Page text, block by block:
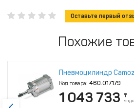
Оставьте первый
Похожие
Пневмоцилиндр
Код товара: 460.017179
1 043 733 ₸
с НДС